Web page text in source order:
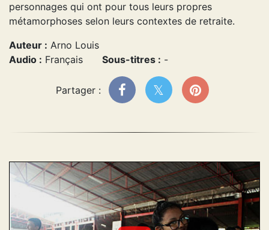
personnages qui ont pour tous leurs propres
métamorphoses selon leurs contextes de retraite.
Auteur : Arno Louis
Audio : Français Sous-titres : -
Partager :